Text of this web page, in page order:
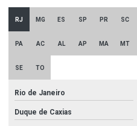
Cantoneira inox dobrada
Chapa de aço inox 304
Chapa de aço inox 304l
Chapa de aço inox 316
Chapa de aço inox 430
RJ MG ES SP PR SC
PA AC AL AP MA MT
SE TO
Rio de Janeiro
Duque de Caxias